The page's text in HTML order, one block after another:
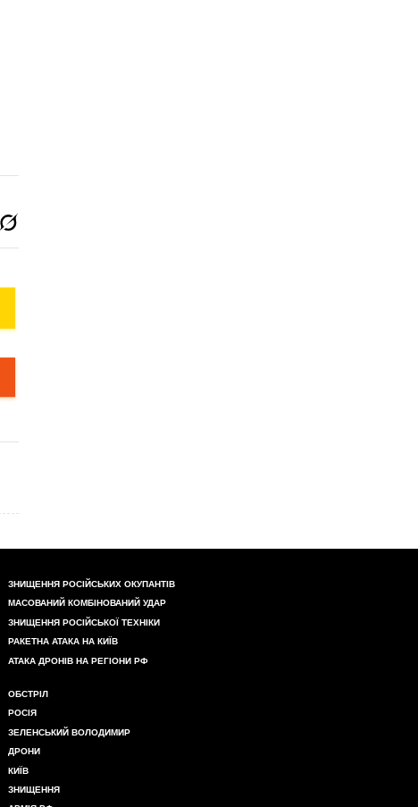
ЗНИЩЕННЯ РОСІЙСЬКИХ ОКУПАНТІВ
МАСОВАНИЙ КОМБІНОВАНИЙ УДАР
ЗНИЩЕННЯ РОСІЙСЬКОЇ ТЕХНІКИ
РАКЕТНА АТАКА НА КИЇВ
АТАКА ДРОНІВ НА РЕГІОНИ РФ
ОБСТРІЛ
РОСІЯ
ЗЕЛЕНСЬКИЙ ВОЛОДИМИР
ДРОНИ
КИЇВ
ЗНИЩЕННЯ